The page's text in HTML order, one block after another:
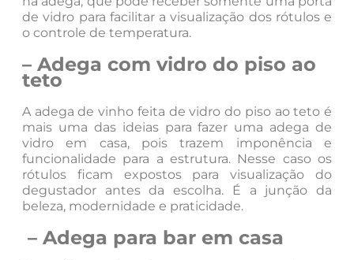
de vidro para facilitar a visualização dos rótulos e
o controle de temperatura.
– Adega com vidro do piso ao
teto
A adega de vinho feita de vidro do piso ao teto é
mais uma das ideias para fazer uma adega de
vidro em casa, pois trazem imponência e
funcionalidade para a estrutura. Nesse caso os
rótulos ficam expostos para visualização do
degustador antes da escolha. É a junção da
beleza, modernidade e praticidade.
– Adega para bar em casa